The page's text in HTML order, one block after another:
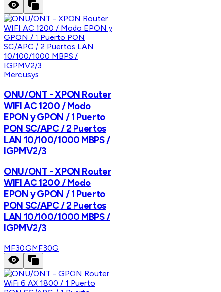
Mercusys
ONU/ONT - XPON Router
WIFI AC 1200 / Modo
EPON y GPON / 1 Puerto
PON SC/APC / 2 Puertos
LAN 10/100/1000 MBPS /
IGPMV2/3
ONU/ONT - XPON Router
WIFI AC 1200 / Modo
EPON y GPON / 1 Puerto
PON SC/APC / 2 Puertos
LAN 10/100/1000 MBPS /
IGPMV2/3
MF30GMF30G